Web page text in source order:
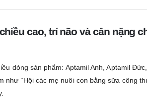
cao, trí não và cân nặng
dòng sản phẩm: Aptamil Anh, Aptamil
“Hội các mẹ nuôi con bằng sữa công